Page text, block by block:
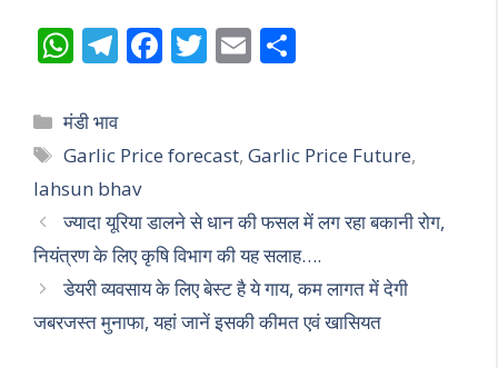
W
at
s
A
p
p
T
e
gr
a
m
F
b
o
k
T
er
E
l e
Categories
मंडी भाव
Tags
Garlic Price forecast,Garlic Price Future,
lahsun bhav
ज्यादा यूरिया डालने से धान की फसल में लग रहा बकानी रोग,
नियंत्रण के लिए कृषि विभाग की यह सलाह….
डेयरी व्यवसाय के लिए बेस्ट है ये गाय, कम लागत में देगी
जबरजस्त मुनाफा, यहां जानें इसकी कीमत एवं खासियत